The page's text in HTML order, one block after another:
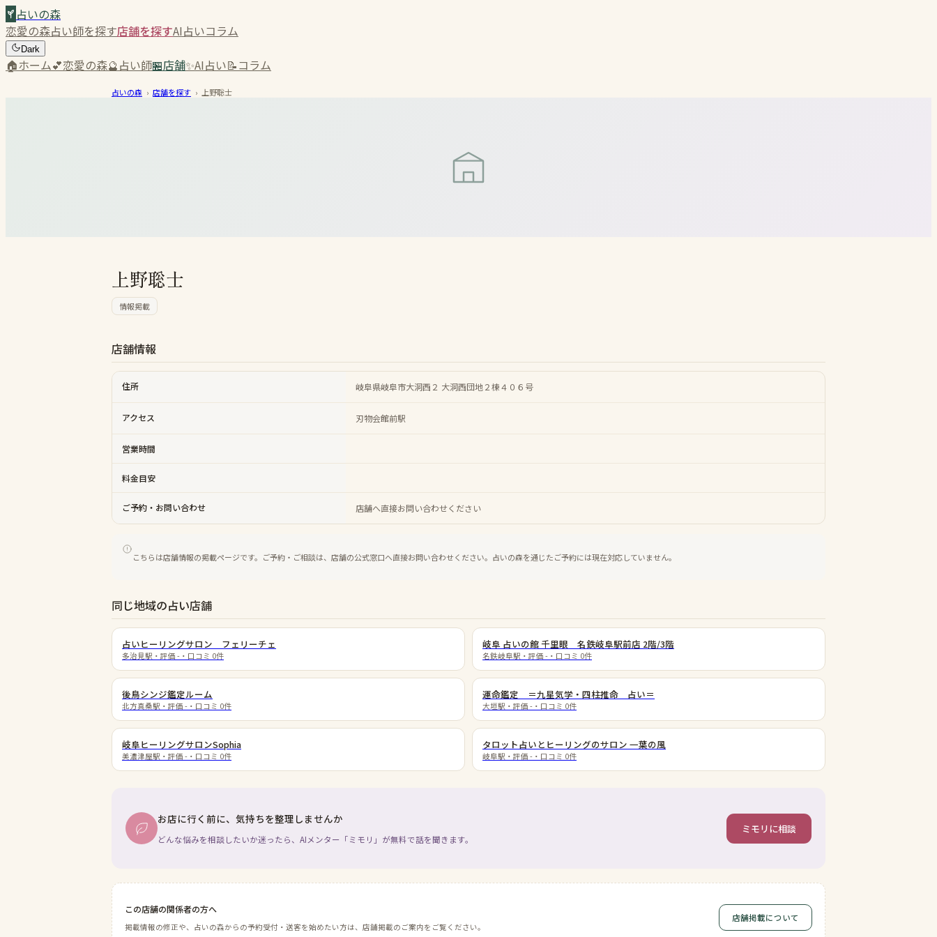
占いの森
恋愛の森占い師を探す店舗を探すAI占いコラム
Dark
🏠ホーム💕恋愛の森🔮占い師🏪店舗✨AI占い📝コラム
占いの森 › 店舗を探す › 上野聡士
上野聡士
情報掲載
店舗情報
住所 岐阜県岐阜市大洞西２ 大洞西団地２棟４０６号
アクセス 刃物会館前駅
営業時間
料金目安
ご予約・お問い合わせ 店舗へ直接お問い合わせください
こちらは店舗情報の掲載ページです。ご予約・ご相談は、店舗の公式窓口へ直接お問い合わせください。占いの森を通じたご予約には現在対応していません。
同じ地域の占い店舗
占いヒーリングサロン フェリーチェ
多治見駅 ・評価 - ・口コミ 0件
岐阜 占いの館 千里眼 名鉄岐阜駅前店 2階/3階
名鉄岐阜駅 ・評価 - ・口コミ 0件
後鳥シンジ鑑定ルーム
北方真桑駅 ・評価 - ・口コミ 0件
運命鑑定 ＝九星気学・四柱推命 占い＝
大垣駅 ・評価 - ・口コミ 0件
岐阜ヒーリングサロンSophia
美濃津屋駅 ・評価 - ・口コミ 0件
タロット占いとヒーリングのサロン 一葉の風
岐阜駅 ・評価 - ・口コミ 0件
お店に行く前に、気持ちを整理しませんか
どんな悩みを相談したいか迷ったら、AIメンター「ミモリ」が無料で話を聞きます。
ミモリに相談
この店舗の関係者の方へ
掲載情報の修正や、占いの森からの予約受付・送客を始めたい方は、店舗掲載のご案内をご覧ください。
店舗掲載について